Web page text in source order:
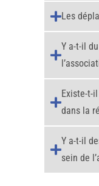
Les
Y a-t-il
Existe-t-
dans la
Y a-t-il
sein de